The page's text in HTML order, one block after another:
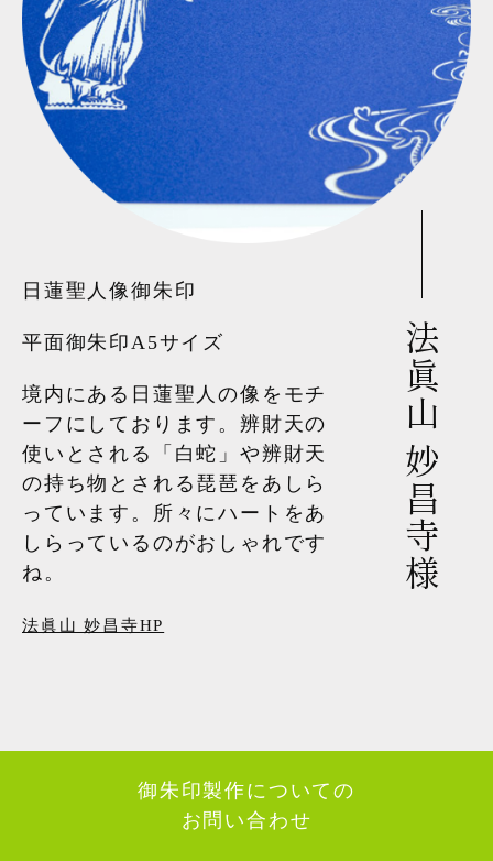
法眞山 妙昌寺様
日蓮聖人像御朱印
平面御朱印A5サイズ
境内にある日蓮聖人の像をモチ
ーフにしております。辨財天の
使いとされる「白蛇」や辨財天
の持ち物とされる琵琶をあしら
っています。所々にハートをあ
しらっているのがおしゃれです
ね。
法眞山 妙昌寺HP
御朱印製作についての
お問い合わせ